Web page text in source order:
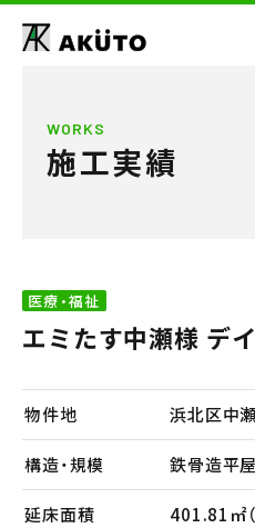
アクト建設の設計
クリニック開業支援
賃貸住宅
不動産情報
会社案内
WORKS
施工実績
医療・福祉
エミたす中瀬様 デ
物件地 浜北区中瀬
構造・規模 鉄骨造平
延床面積 401.81㎡